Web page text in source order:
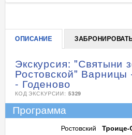
ОПИСАНИЕ
Экскурсия: "Святыни
Ростовской" Варницы
- Годеново
КОД ЭКСКУРСИИ: 5329
Программа
Ростовский